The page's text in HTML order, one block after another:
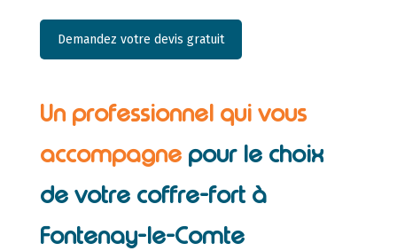
Demandez votre devis gratuit
Un professionnel qui vous
accompagne pour le choix
de votre coffre-fort à
Fontenay-le-Comte